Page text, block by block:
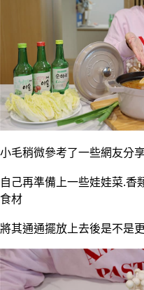
小毛稍微參考了一些網友分
自己再準備上一些娃娃菜.
食材
將其通通擺放上去後是不是